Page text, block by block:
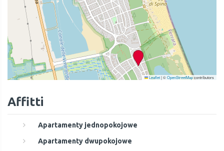
Leaflet|©OpenStreetMapcontributors
Affitti
Apartamenty jednopokojowe
Apartamenty dwupokojowe